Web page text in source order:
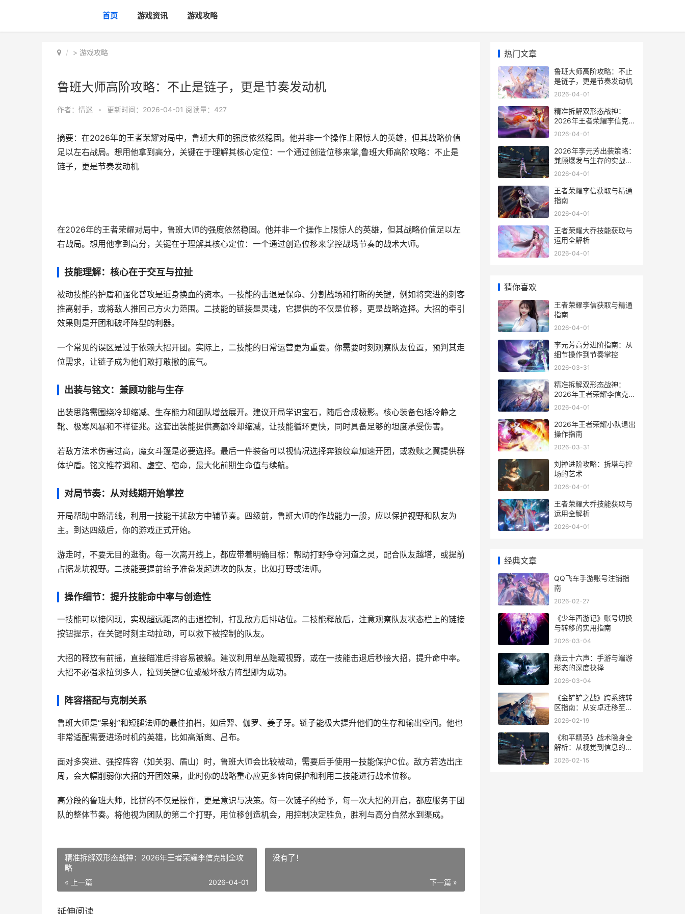
首页 游戏资讯 游戏攻略
> 游戏攻略
鲁班大师高阶攻略：不止是链子，更是节奏发动机
作者： 情迷 • 更新时间：2026-04-01 阅读量：427
摘要：在2026年的王者荣耀对局中，鲁班大师的强度依然稳固。他并非一个操作上限惊人的英雄，但其战略价值
足以左右战局。想用他拿到高分，关键在于理解其核心定位：一个通过创造位移来掌,鲁班大师高阶攻略：不止是
链子，更是节奏发动机
在2026年的王者荣耀对局中，鲁班大师的强度依然稳固。他并非一个操作上限惊人的英雄，但其战略价值足以左
右战局。想用他拿到高分，关键在于理解其核心定位：一个通过创造位移来掌控战场节奏的战术大师。
技能理解：核心在于交互与拉扯
被动技能的护盾和强化普攻是近身换血的资本。一技能的击退是保命、分割战场和打断的关键，例如将突进的刺客
推离射手，或将敌人推回己方火力范围。二技能的链接是灵魂，它提供的不仅是位移，更是战略选择。大招的牵引
效果则是开团和破坏阵型的利器。
一个常见的误区是过于依赖大招开团。实际上，二技能的日常运营更为重要。你需要时刻观察队友位置，预判其走
位需求，让链子成为他们敢打敢撤的底气。
出装与铭文：兼顾功能与生存
出装思路需围绕冷却缩减、生存能力和团队增益展开。建议开局学识宝石，随后合成极影。核心装备包括冷静之
靴、极寒风暴和不祥征兆。这套出装能提供高额冷却缩减，让技能循环更快，同时具备足够的坦度承受伤害。
若敌方法术伤害过高，魔女斗篷是必要选择。最后一件装备可以视情况选择奔狼纹章加速开团，或救赎之翼提供群
体护盾。铭文推荐调和、虚空、宿命，最大化前期生命值与续航。
对局节奏：从对线期开始掌控
开局帮助中路清线，利用一技能干扰敌方中辅节奏。四级前，鲁班大师的作战能力一般，应以保护视野和队友为
主。到达四级后，你的游戏正式开始。
游走时，不要无目的逛街。每一次离开线上，都应带着明确目标：帮助打野争夺河道之灵，配合队友越塔，或提前
占据龙坑视野。二技能要提前给予准备发起进攻的队友，比如打野或法师。
操作细节：提升技能命中率与创造性
一技能可以接闪现，实现超远距离的击退控制，打乱敌方后排站位。二技能释放后，注意观察队友状态栏上的链接
按钮提示，在关键时刻主动拉动，可以救下被控制的队友。
大招的释放有前摇，直接瞄准后排容易被躲。建议利用草丛隐藏视野，或在一技能击退后秒接大招，提升命中率。
大招不必强求拉到多人，拉到关键C位或破坏敌方阵型即为成功。
阵容搭配与克制关系
鲁班大师是“呆射”和短腿法师的最佳拍档，如后羿、伽罗、姜子牙。链子能极大提升他们的生存和输出空间。他也
非常适配需要进场时机的英雄，比如高渐离、吕布。
面对多突进、强控阵容（如关羽、盾山）时，鲁班大师会比较被动，需要后手使用一技能保护C位。敌方若选出庄
周，会大幅削弱你大招的开团效果，此时你的战略重心应更多转向保护和利用二技能进行战术位移。
高分段的鲁班大师，比拼的不仅是操作，更是意识与决策。每一次链子的给予，每一次大招的开启，都应服务于团
队的整体节奏。将他视为团队的第二个打野，用位移创造机会，用控制决定胜负，胜利与高分自然水到渠成。
精准拆解双形态战神：2026年王者荣耀李信克制全攻
略
« 上一篇 2026-04-01
没有了！
下一篇 »
延伸阅读
热门文章
鲁班大师高阶攻略：不止
是链子，更是节奏发动机
2026-04-01
精准拆解双形态战神：
2026年王者荣耀李信克制
全攻略
2026-04-01
2026年李元芳出装策略：
兼顾爆发与生存的实战指
南
2026-04-01
王者荣耀李信获取与精通
指南
2026-04-01
王者荣耀大乔技能获取与
运用全解析
2026-04-01
猜你喜欢
王者荣耀李信获取与精通
指南
2026-04-01
李元芳高分进阶指南：从
细节操作到节奏掌控
2026-03-31
精准拆解双形态战神：
2026年王者荣耀李信克制
全攻略
2026-04-01
2026年王者荣耀小队退出
操作指南
2026-03-31
刘禅进阶攻略：拆塔与控
场的艺术
2026-04-01
王者荣耀大乔技能获取与
运用全解析
2026-04-01
经典文章
QQ飞车手游账号注销指
南
2026-02-27
《少年西游记》账号切换
与转移的实用指南
2026-03-04
燕云十六声：手游与端游
形态的深度抉择
2026-03-04
《金铲铲之战》跨系统转
区指南：从安卓迁移至苹
果
2026-02-19
《和平精英》战术隐身全
解析：从视觉到信息的全
方位隐匿
2026-02-15